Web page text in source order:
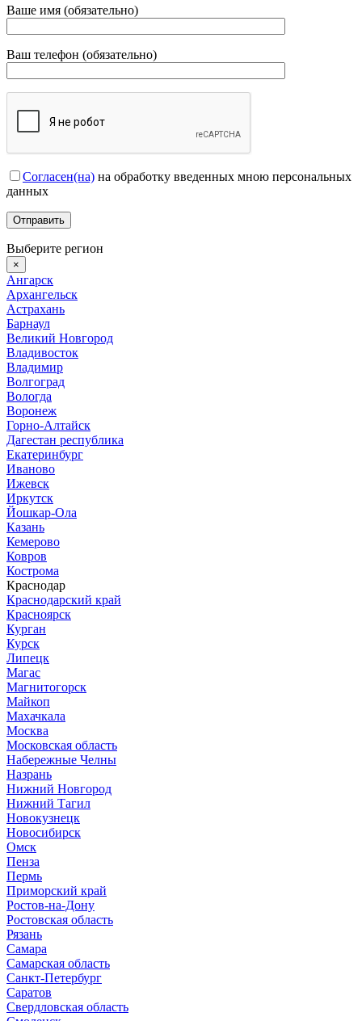
Ваше имя (обязательно)
Ваш телефон (обязательно)
Согласен(на) на обработку введенных мною персональных
данных
Выберите регион
×
Ангарск
Архангельск
Астрахань
Барнаул
Великий Новгород
Владивосток
Владимир
Волгоград
Вологда
Воронеж
Горно-Алтайск
Дагестан республика
Екатеринбург
Иваново
Ижевск
Иркутск
Йошкар-Ола
Казань
Кемерово
Ковров
Кострома
Краснодар
Краснодарский край
Красноярск
Курган
Курск
Липецк
Магас
Магнитогорск
Майкоп
Махачкала
Москва
Московская область
Набережные Челны
Назрань
Нижний Новгород
Нижний Тагил
Новокузнецк
Новосибирск
Омск
Пенза
Пермь
Приморский край
Ростов-на-Дону
Ростовская область
Рязань
Самара
Самарская область
Санкт-Петербург
Саратов
Свердловская область